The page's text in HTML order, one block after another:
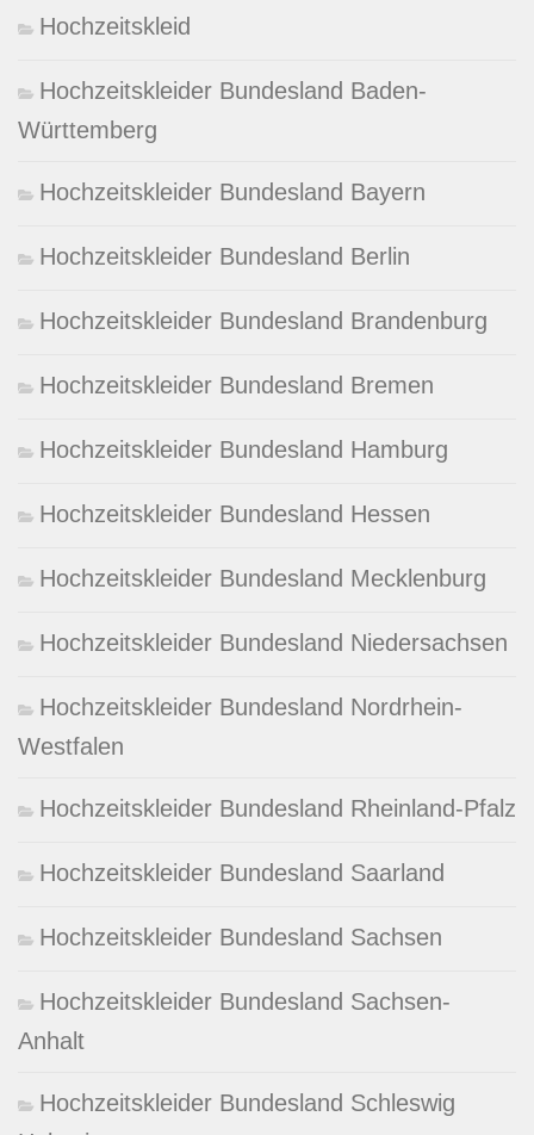
Hochzeitskleid
Hochzeitskleider Bundesland Baden-
Württemberg
Hochzeitskleider Bundesland Bayern
Hochzeitskleider Bundesland Berlin
Hochzeitskleider Bundesland Brandenburg
Hochzeitskleider Bundesland Bremen
Hochzeitskleider Bundesland Hamburg
Hochzeitskleider Bundesland Hessen
Hochzeitskleider Bundesland Mecklenburg
Hochzeitskleider Bundesland Niedersachsen
Hochzeitskleider Bundesland Nordrhein-
Westfalen
Hochzeitskleider Bundesland Rheinland-Pfalz
Hochzeitskleider Bundesland Saarland
Hochzeitskleider Bundesland Sachsen
Hochzeitskleider Bundesland Sachsen-
Anhalt
Hochzeitskleider Bundesland Schleswig